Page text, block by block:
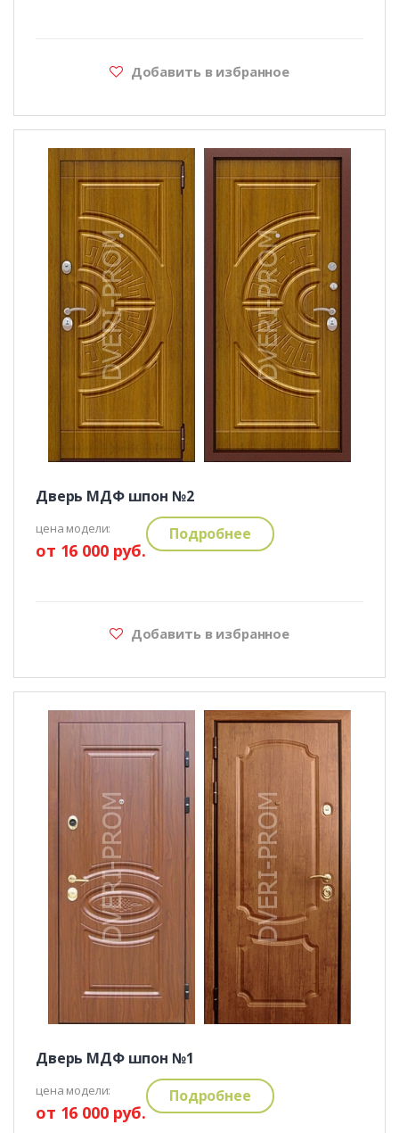
Добавить в избранное
Дверь МДФ шпон №2
цена модели:
от 16 000 руб.
Подробнее
Добавить в избранное
Дверь МДФ шпон №1
цена модели:
от 16 000 руб.
Подробнее